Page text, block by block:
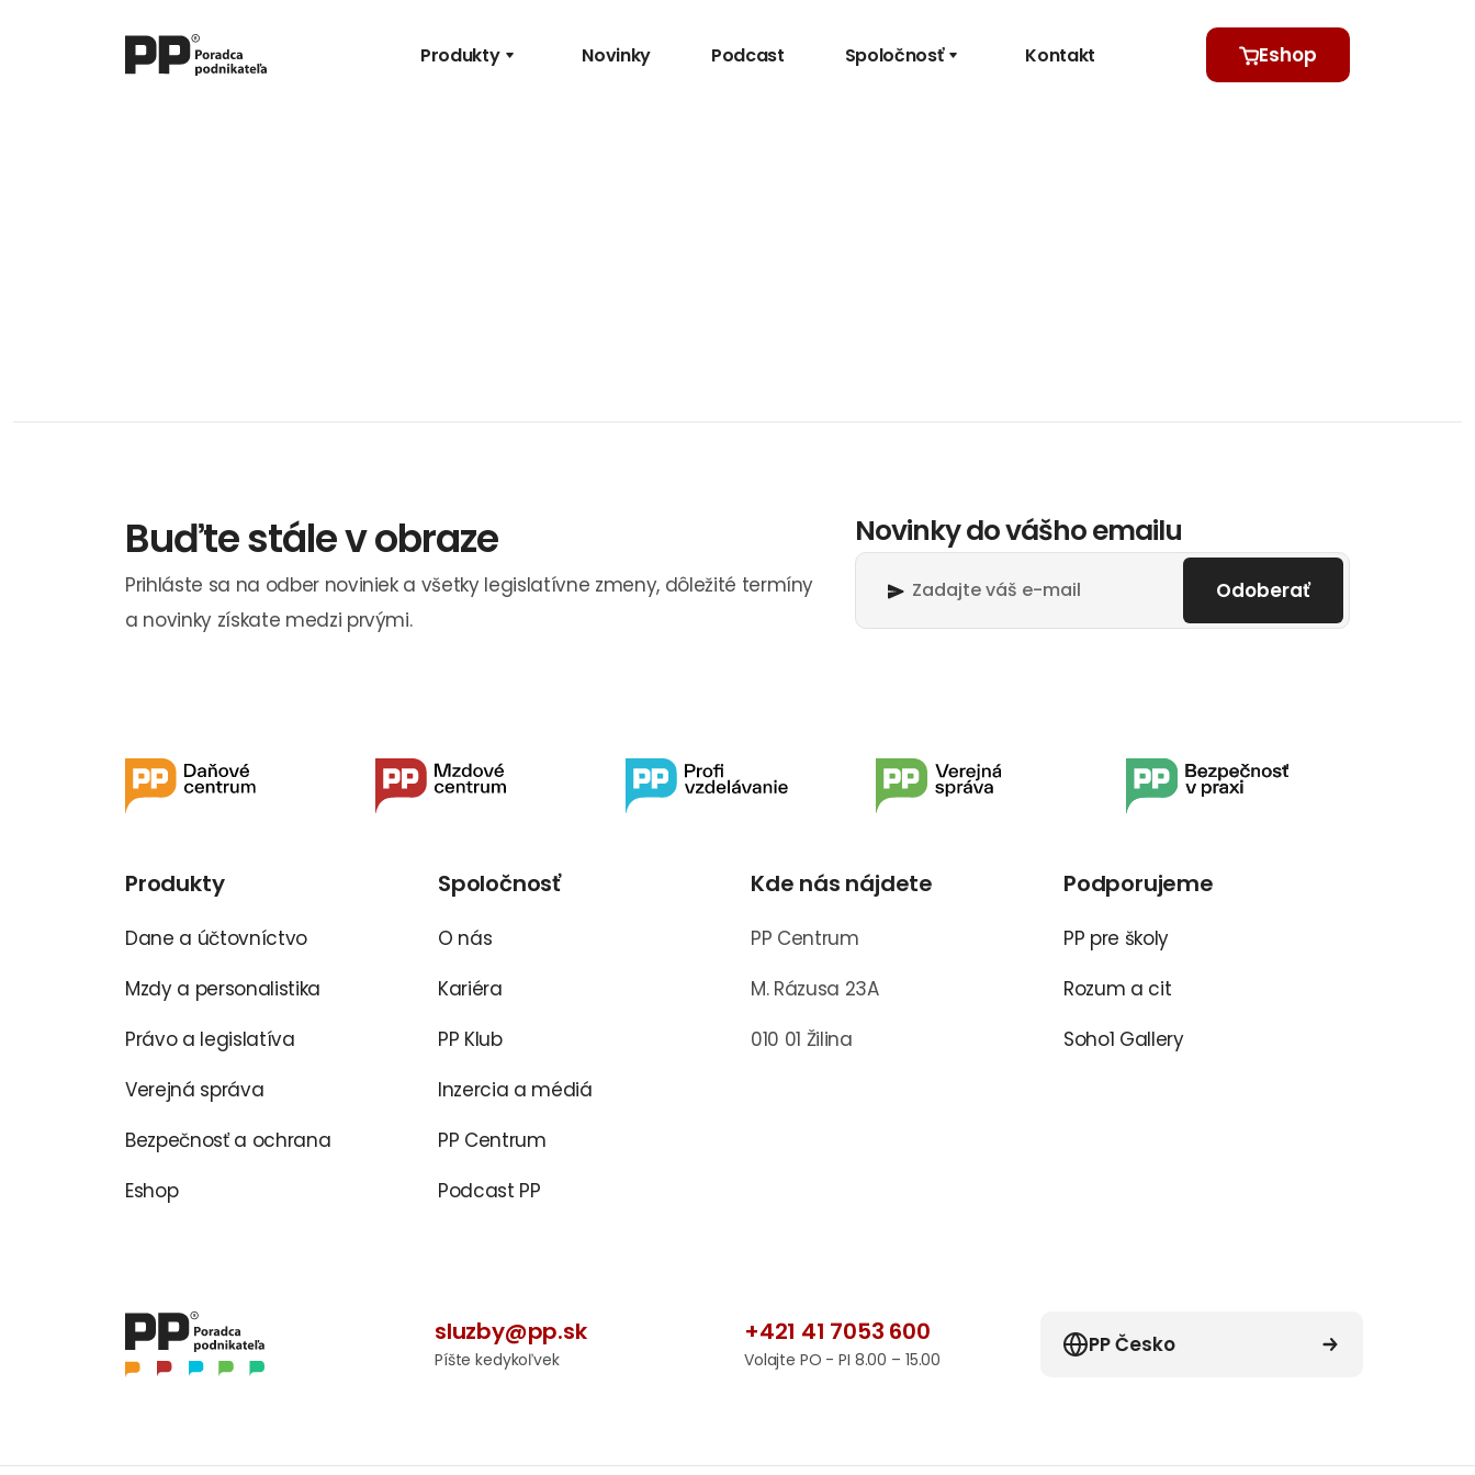
Produkty Novinky Podcast Spoločnosť Kontakt Eshop
Buďte stále v obraze
Prihláste sa na odber noviniek a všetky legislatívne zmeny, dôležité termíny
a novinky získate medzi prvými.
Novinky do vášho emailu
Odoberať
Produkty
Dane a účtovníctvo
Mzdy a personalistika
Právo a legislatíva
Verejná správa
Bezpečnosť a ochrana
Eshop
Spoločnosť
O nás
Kariéra
PP Klub
Inzercia a médiá
PP Centrum
Podcast PP
Kde nás nájdete
PP Centrum
M. Rázusa 23A
010 01 Žilina
Podporujeme
PP pre školy
Rozum a cit
Soho1 Gallery
sluzby@pp.sk
Píšte kedykoľvek
+421 41 7053 600
Volajte PO - PI 8.00 – 15.00
PP Česko